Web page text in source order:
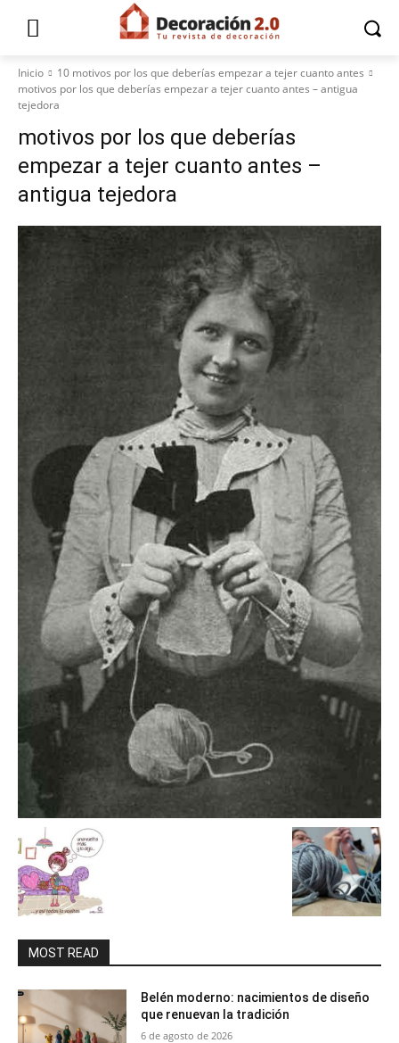
Inicio
10 motivos por los que deberías empezar a tejer cuanto antes
motivos por los que deberías empezar a tejer cuanto antes – antigua
tejedora
motivos por los que deberías
empezar a tejer cuanto antes –
antigua tejedora
MOST READ
Belén moderno: nacimientos de diseño
que renuevan la tradición
6 de agosto de 2026